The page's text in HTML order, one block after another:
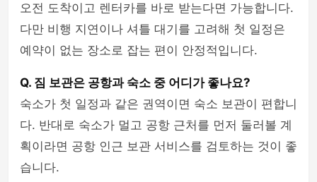
오전 도착이고 렌터카를 바로 받는다면 가능합니다.
다만 비행 지연이나 셔틀 대기를 고려해 첫 일정은
예약이 없는 장소로 잡는 편이 안정적입니다.
Q. 짐 보관은 공항과 숙소 중 어디가 좋나요?
숙소가 첫 일정과 같은 권역이면 숙소 보관이 편합니
다. 반대로 숙소가 멀고 공항 근처를 먼저 둘러볼 계
획이라면 공항 인근 보관 서비스를 검토하는 것이 좋
습니다.